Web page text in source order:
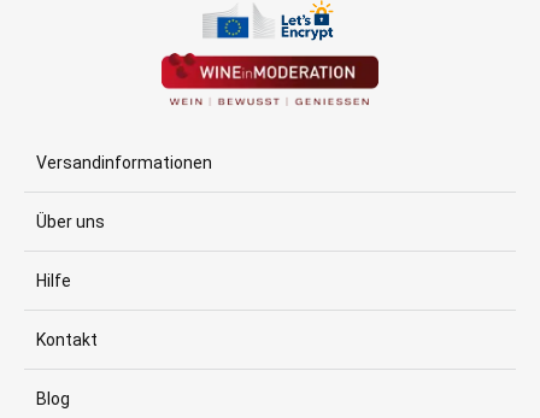
Versandinformationen
Über uns
Hilfe
Kontakt
Blog